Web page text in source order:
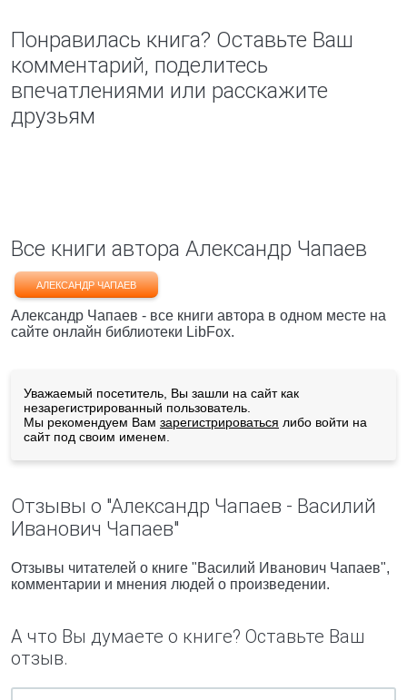
Понравилась книга? Оставьте Ваш
комментарий, поделитесь
впечатлениями или расскажите
друзьям
Все книги автора Александр Чапаев
АЛЕКСАНДР ЧАПАЕВ
Александр Чапаев - все книги автора в одном месте на
сайте онлайн библиотеки LibFox.
Уважаемый посетитель, Вы зашли на сайт как
незарегистрированный пользователь.
Мы рекомендуем Вам зарегистрироваться либо войти на
сайт под своим именем.
Отзывы о "Александр Чапаев - Василий
Иванович Чапаев"
Отзывы читателей о книге "Василий Иванович Чапаев",
комментарии и мнения людей о произведении.
А что Вы думаете о книге? Оставьте Ваш
отзыв.